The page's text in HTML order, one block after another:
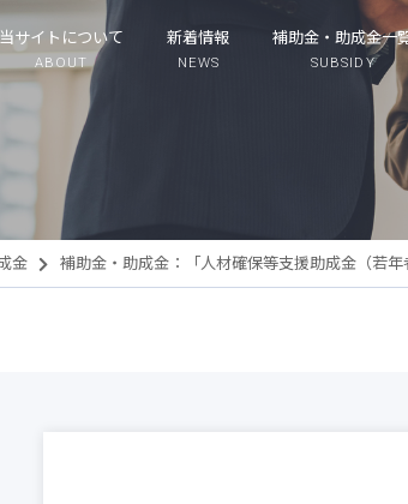
当サイトについて
ABOUT
新着情報
NEWS
補助金・助成金一
SUBSIDY
金 補助金・助成金：「人材確保等支援助成金（若